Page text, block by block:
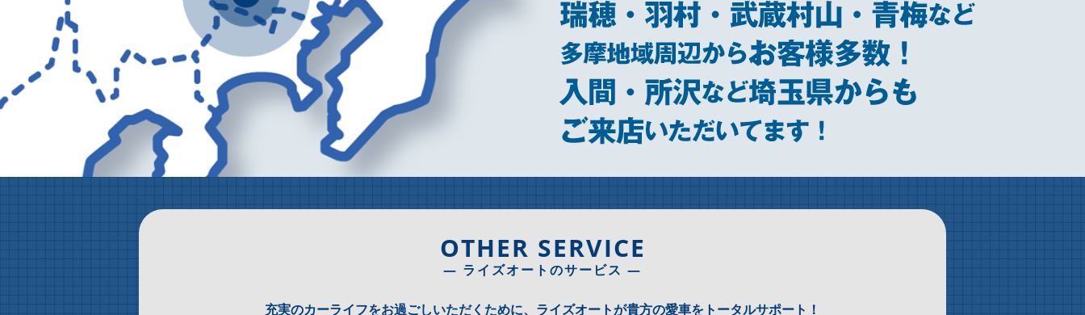
OTHER SERVICE
― ライズオートのサービス ―
充実のカーライフをお過ごしいただくために、ライズオートが貴方の愛車をトータルサポート！